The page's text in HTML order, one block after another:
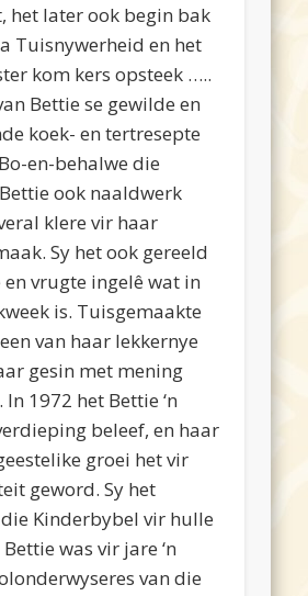
het later ook begin bak
Tuisnywerheid en het
kom kers opsteek …..
Bettie se gewilde en
koek- en tertresepte
en-behalwe die
ook naaldwerk
klere vir haar
Sy het ook gereeld
vrugte ingelê wat in
is. Tuisgemaakte
van haar lekkernye
gesin met mening
1972 het Bettie ‘n
beleef, en haar
groei het vir
geword. Sy het
Kinderbybel vir hulle
was vir jare ‘n
van die